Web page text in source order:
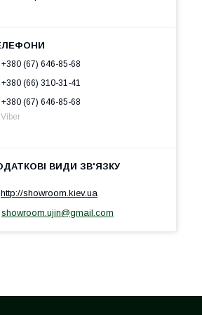
+380 (67) 646-85-68
+380 (66) 310-31-41
+380 (67) 646-85-68
Viber
http://showroom.kiev.ua
showroom.ujin@gmail.com